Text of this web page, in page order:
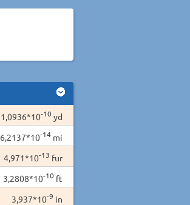
1,0936*10-10 yd
6,2137*10-14mi
4,971*10-13 fur
3,2808*10-10 ft
3,937*10-9 in